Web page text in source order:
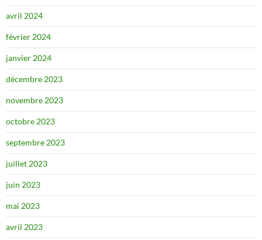
avril 2024
février 2024
janvier 2024
décembre 2023
novembre 2023
octobre 2023
septembre 2023
juillet 2023
juin 2023
mai 2023
avril 2023